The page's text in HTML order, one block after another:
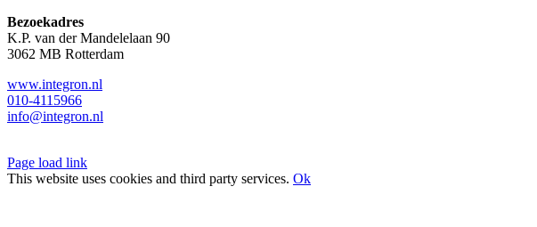
Bezoekadres
K.P. van der Mandelelaan 90
3062 MB Rotterdam
www.integron.nl
010-4115966
info@integron.nl
Page load link
This website uses cookies and third party services. Ok